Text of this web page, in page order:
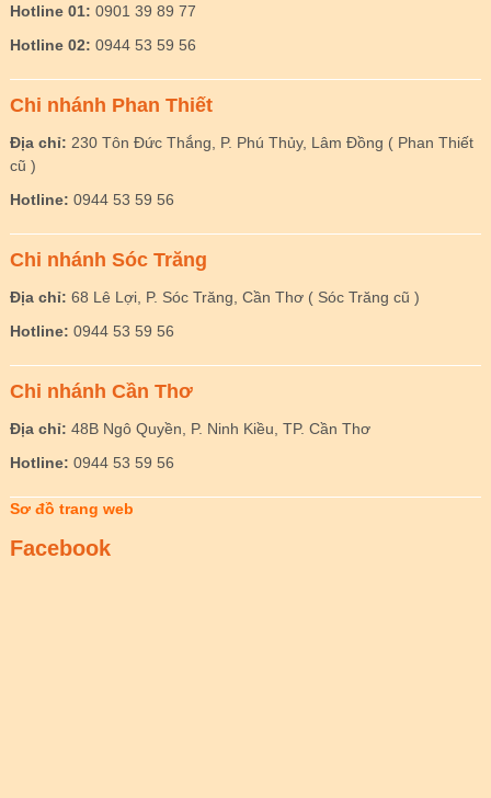
Hotline 01: 0901 39 89 77
Hotline 02: 0944 53 59 56
Chi nhánh Phan Thiết
Địa chỉ: 230 Tôn Đức Thắng, P. Phú Thủy, Lâm Đồng ( Phan Thiết
cũ )
Hotline: 0944 53 59 56
Chi nhánh Sóc Trăng
Địa chỉ: 68 Lê Lợi, P. Sóc Trăng, Cần Thơ ( Sóc Trăng cũ )
Hotline: 0944 53 59 56
Chi nhánh Cần Thơ
Địa chỉ: 48B Ngô Quyền, P. Ninh Kiều, TP. Cần Thơ
Hotline: 0944 53 59 56
Sơ đồ trang web
Facebook